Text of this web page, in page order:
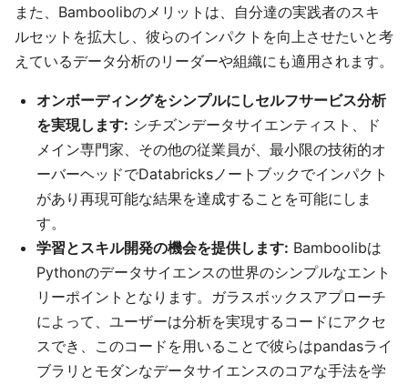
また、Bamboolibのメリットは、自分達の実践者のスキ
ルセットを拡大し、彼らのインパクトを向上させたいと考
えているデータ分析のリーダーや組織にも適用されます。
オンボーディングをシンプルにしセルフサービス分析
を実現します: シチズンデータサイエンティスト、ド
メイン専門家、その他の従業員が、最小限の技術的オ
ーバーヘッドでDatabricksノートブックでインパクト
があり再現可能な結果を達成することを可能にしま
す。
学習とスキル開発の機会を提供します: Bamboolibは
Pythonのデータサイエンスの世界のシンプルなエント
リーポイントとなります。ガラスボックスアプローチ
によって、ユーザーは分析を実現するコードにアクセ
スでき、このコードを用いることで彼らはpandasライ
ブラリとモダンなデータサイエンスのコアな手法を学